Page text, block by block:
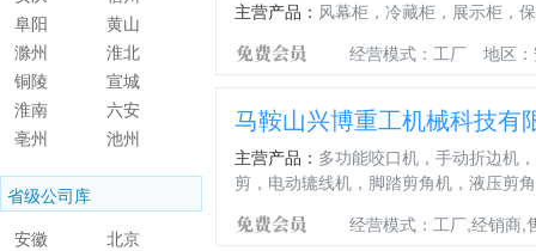
主营产品： 风幕柜，冷藏柜，展示柜，
经营模式：工厂
地区
马鞍山兴博重工机械科技有
主营产品： 多功能咬口机，手动折边机
剪，电动辘线机，脚踏剪角机，液压剪
经营模式：工厂,经销商,
阜阳
黄山
滁州
淮北
铜陵
宣城
淮南
六安
亳州
池州
省级公司库
安徽
北京